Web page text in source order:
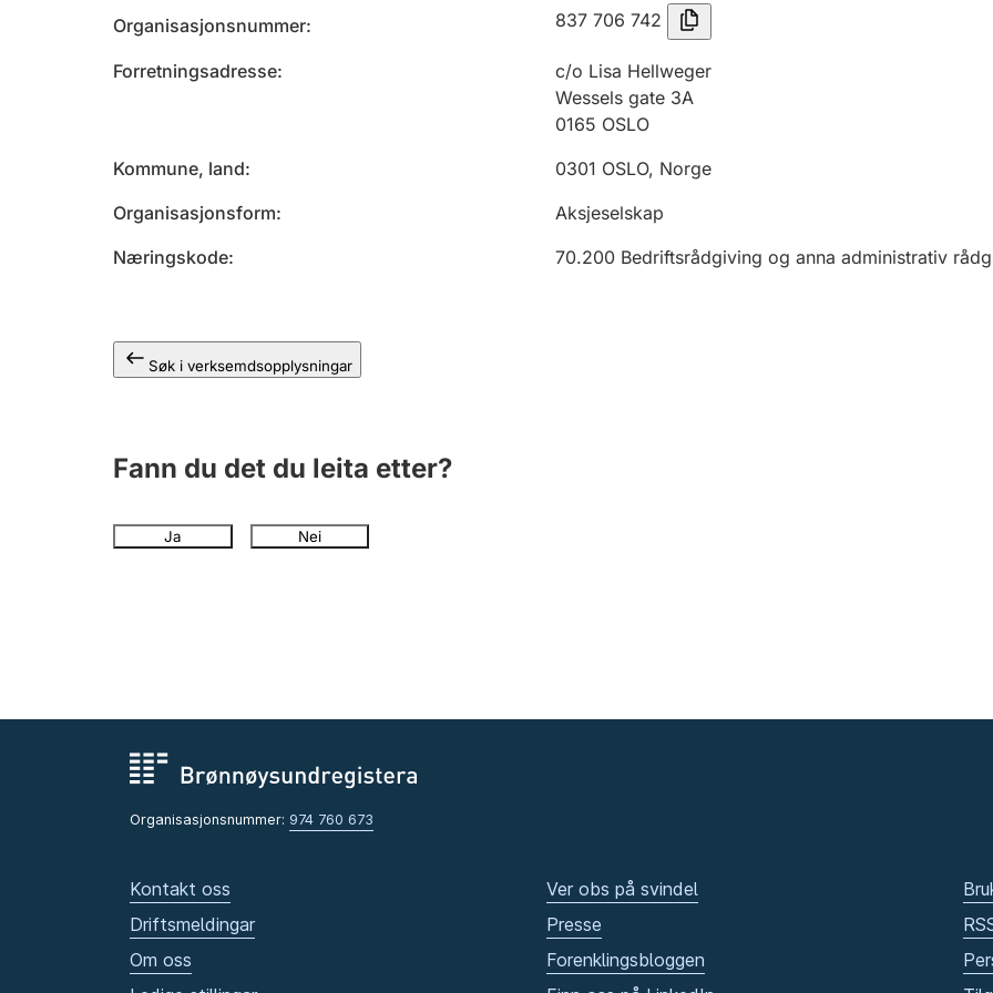
Organisasjonsnummer 837 706 742
Forretningsadresse
c/o Lisa Hellweger
Wessels gate 3A
0165 OSLO
Kommune, land
0301 OSLO, Norge
Organisasjonsform
Aksjeselskap
Næringskode
70.200 Bedriftsrådgiving og anna administrativ
Søk i verksemdsopplysningar
Fann du det du leita etter?
Ja Nei
Organisasjonsnummer: 974 760 673
Kontakt oss
Driftsmeldingar
Om oss
Ver obs på svindel
Presse
Forenklingsbloggen